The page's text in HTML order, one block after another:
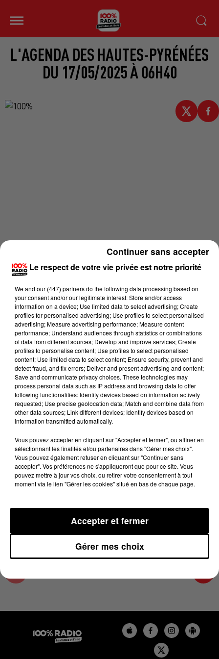
L'AGENDA DES HAUTES-PYRÉNÉES
DU 17/05/2025 À 06H40
Lecture (1 min 14 sec)
100%
100% Radio l'agenda des Hautes-Pyrénées
17 mai 2025 - 1 min 14 sec
L'AGENDA DES HAUTES-PYRÉNÉES DU
17/05/2025 À 06H40
L'agenda des Hautes-Pyrénées
Le respect de votre vie privée est notre priorité
We and our (447) partnersdo the following data processing based on
your consent and/or our legitimate interest: Store and/or access
information on a device; Use limited data to select advertising; Create
profiles for personalised advertising; Use profiles to select personalised
advertising; Measure advertising performance; Measure content
performance; Understand audiences through statistics or combinations
of data from different sources; Develop and improve services; Create
profiles to personalise content; Use profiles to select personalised
content; Use limited data to select content; Ensure security, prevent and
detect fraud, and fix errors; Deliver and present advertising and content;
Save and communicate privacy choices. These technologies may
process personal data such as IP address and browsing data to offer
following functionalities: Identify devices based on information actively
requested; Use precise geolocation data; Match and combine data from
other data sources; Link different devices; Identify devices based on
information transmitted automatically.
Vous pouvez accepter en cliquant sur "Accepter et fermer", ou affiner en
sélectionnant les finalités et/ou partenaires dans "Gérer mes choix".
Vous pouvez également refuser en cliquant sur "Continuer sans
accepter". Vos préférences ne s'appliqueront que pour ce site. Vous
pouvez mettre à jour vos choix, ou retirer votre consentement à tout
moment via le lien "Gérer les cookies" situé en bas de chaque page.
Gérer mes choix
Accepter et fermer
Continuer sans accepter